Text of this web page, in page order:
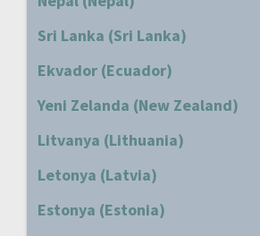
Sri Lanka (Sri Lanka)
Ekvador (Ecuador)
Yeni Zelanda (New Zealand)
Litvanya (Lithuania)
Letonya (Latvia)
Estonya (Estonia)